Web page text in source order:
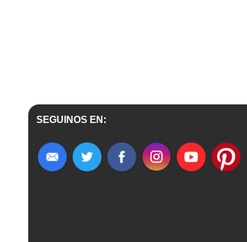
SEGUINOS EN: